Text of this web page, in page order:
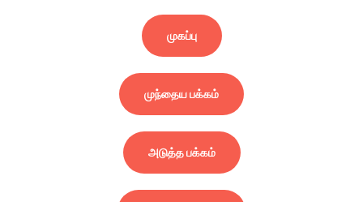
முகப்பு
முந்தைய பக்கம்
அடுத்த பக்கம்